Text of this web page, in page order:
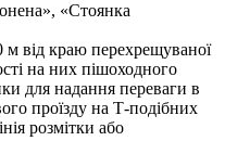
«Стоянка
м від краю перехрещуваної
на них пішоходного
для надання переваги в
проїзду на Т-подібних
розмітки або